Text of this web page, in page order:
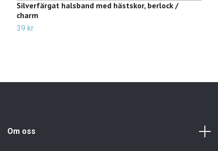
Silverfärgat halsband med hästskor, berlock /
charm
39 kr
Om oss